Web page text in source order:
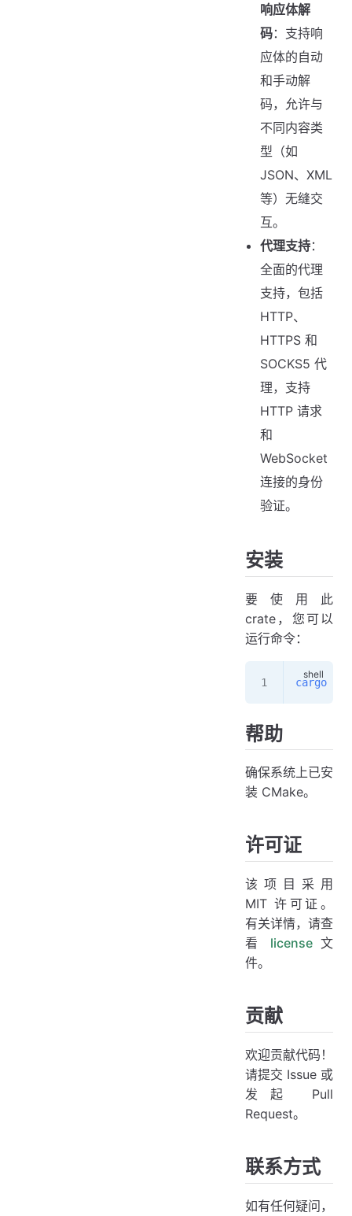
响应体解
码：支持响
应体的自动
和手动解
码，允许与
不同内容类
型（如
JSON、XML
等）无缝交
互。
代理支持：
全面的代理
支持，包括
HTTP、
HTTPS 和
SOCKS5 代
理，支持
HTTP 请求
和
WebSocket
连接的身份
验证。
安装
要使用此
crate，您可以
运行命令：
cargo
帮助
确保系统上已安
装 CMake。
许可证
该项目采用
MIT 许可证。
有关详情，请查
看 license文
件。
贡献
欢迎贡献代码！
请提交 Issue 或
发起 Pull
Request。
联系方式
如有任何疑问，